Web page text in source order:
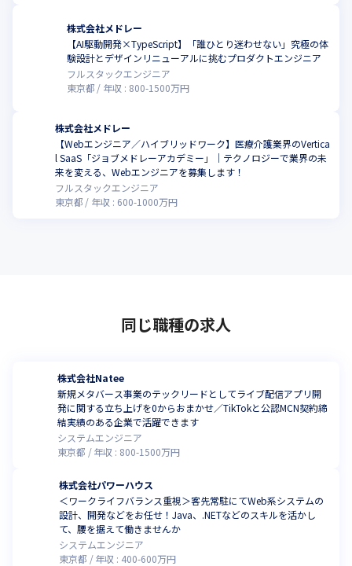
株式会社メドレー
【AI駆動開発×TypeScript】「誰ひとり迷わせない」究極の体
験設計とデザインリニューアルに挑むプロダクトエンジニア
フルスタックエンジニア
東京都
年収 : 800-1500万円
株式会社メドレー
【Webエンジニア／ハイブリッドワーク】医療介護業界のVertica
l SaaS「ジョブメドレーアカデミー」｜テクノロジーで業界の未
来を変える、Webエンジニアを募集します！
フルスタックエンジニア
東京都
年収 : 600-1000万円
同じ職種の求人
株式会社Natee
新規メタバース事業のテックリードとしてライブ配信アプリ開
発に関する立ち上げを0からおまかせ／TikTokと公認MCN契約締
結実績のある企業で活躍できます
システムエンジニア
東京都
年収 : 800-1500万円
株式会社パワーハウス
＜ワークライフバランス重視＞客先常駐にてWeb系システムの
設計、開発などをお任せ！Java、.NETなどのスキルを活かし
て、腰を据えて働きませんか
システムエンジニア
東京都
年収 : 400-600万円